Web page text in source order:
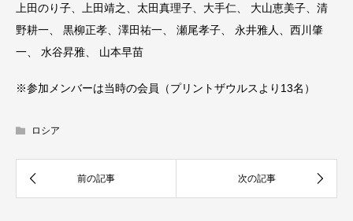
上田のり子、上田靖之、太田真理子、大手仁、 大山恵美子、清
野耕一、 黒柳正孝、澤田祐一、 瀬尾孝子、 永井雅人、西川肇
一、 水谷昇雅、 山本早苗
※参加メンバーは当時の会員（プリントザウルスより13名）
ロシア